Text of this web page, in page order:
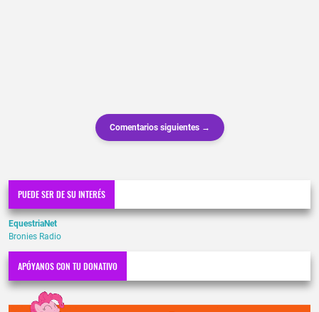
Comentarios siguientes →
PUEDE SER DE SU INTERÉS
EquestriaNet
Bronies Radio
APÓYANOS CON TU DONATIVO